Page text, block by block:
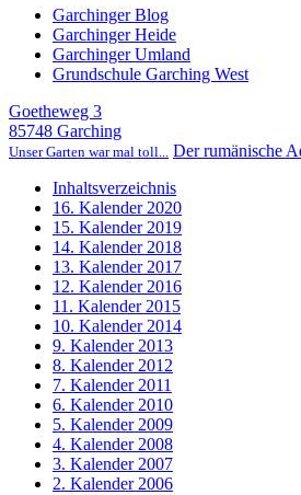
Garchinger Blog
Garchinger Heide
Garchinger Umland
Grundschule Garching West
Goetheweg 3
85748 Garching
Unser Garten war mal toll... Der rumänische
Inhaltsverzeichnis
16. Kalender 2020
15. Kalender 2019
14. Kalender 2018
13. Kalender 2017
12. Kalender 2016
11. Kalender 2015
10. Kalender 2014
9. Kalender 2013
8. Kalender 2012
7. Kalender 2011
6. Kalender 2010
5. Kalender 2009
4. Kalender 2008
3. Kalender 2007
2. Kalender 2006